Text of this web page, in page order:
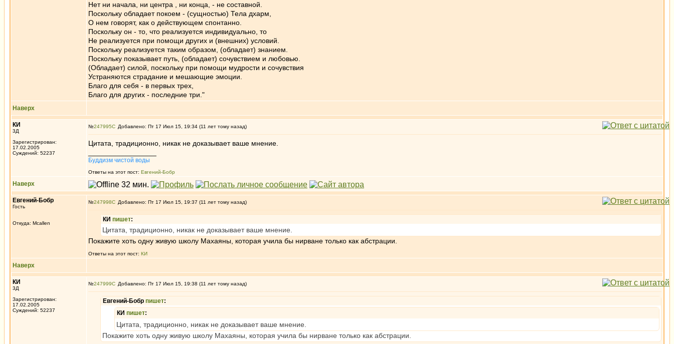
Нет ни начала, ни центра , ни конца, - не составной.
Поскольку обладает покоем - (сущностью) Тела дхарм,
О нем говорят, как о действующем спонтанно.
Поскольку он - то, что реализуется индивидуально, то
Не реализуется при помощи других и (внешних) условий.
Поскольку реализуется таким образом, (обладает) знанием.
Поскольку показывает путь, (обладает) сочувствием и любовью.
(Обладает) силой, поскольку при помощи мудрости и сочувствия
Устраняются страдание и мешающие эмоции.
Благо для себя - в первых трех,
Благо для других - последние три."
Наверх
КИ
3Д
Зарегистрирован:
17.02.2005
Суждений: 52237
№247995 Добавлено: Пт 17 Июл 15, 19:34 (11 лет тому назад)
Цитата, традиционно, никак не доказывает ваше мнение.
Буддизм чистой воды
Ответы на этот пост: Евгений-Бобр
Наверх
Евгений-Бобр
Гость
Откуда: Mcallen
№247998 Добавлено: Пт 17 Июл 15, 19:37 (11 лет тому назад)
КИ пишет:
Цитата, традиционно, никак не доказывает ваше мнение.
Покажите хоть одну живую школу Махаяны, которая учила бы нирване только как абстрации.
Ответы на этот пост: КИ
Наверх
КИ
3Д
Зарегистрирован:
17.02.2005
Суждений: 52237
№247999 Добавлено: Пт 17 Июл 15, 19:38 (11 лет тому назад)
Евгений-Бобр пишет:
КИ пишет:
Цитата, традиционно, никак не доказывает ваше мнение.
Покажите хоть одну живую школу Махаяны, которая учила бы нирване только как абстрации.